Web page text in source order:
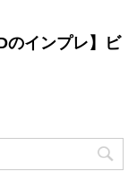
のインプレ】ビ